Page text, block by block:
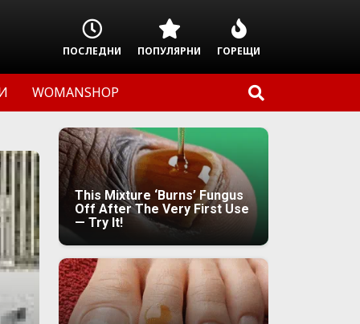
ПОСЛЕДНИ ПОПУЛЯРНИ ГОРЕЩИ
WOMANSHOP
This Mixture ‘Burns’ Fungus
Off After The Very First Use
— Try It!